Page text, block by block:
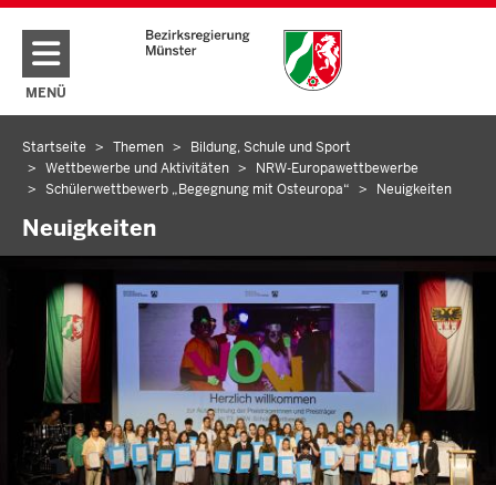
Direkt zum Inhalt
MENÜ
NAVIGATION AKTIVIEREN/DEAKTIVIEREN: HAUPTMENÜ
Sie
befinden
hier
Startseite Themen
Bildung, Schule und Sport
Wettbewerbe und Aktivitäten
NRW-Europawettbewerbe
Schülerwettbewerb „Begegnung mit Osteuropa“
Neuigkeiten
Neuigkeiten